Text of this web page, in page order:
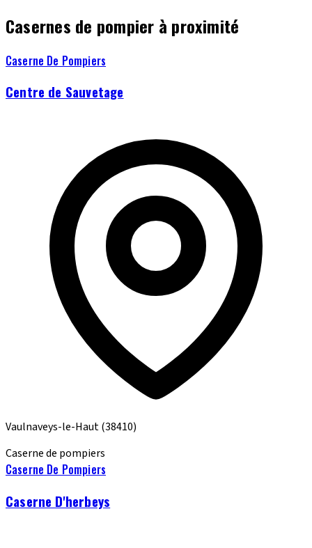
Casernes de pompier à proximité
Caserne De Pompiers
Centre de Sauvetage
Vaulnaveys-le-Haut(38410)
Caserne de pompiers
Caserne De Pompiers
Caserne D'herbeys